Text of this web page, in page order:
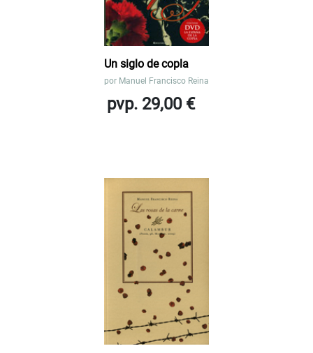
Un siglo de copla
por Manuel Francisco Reina
pvp. 29,00 €